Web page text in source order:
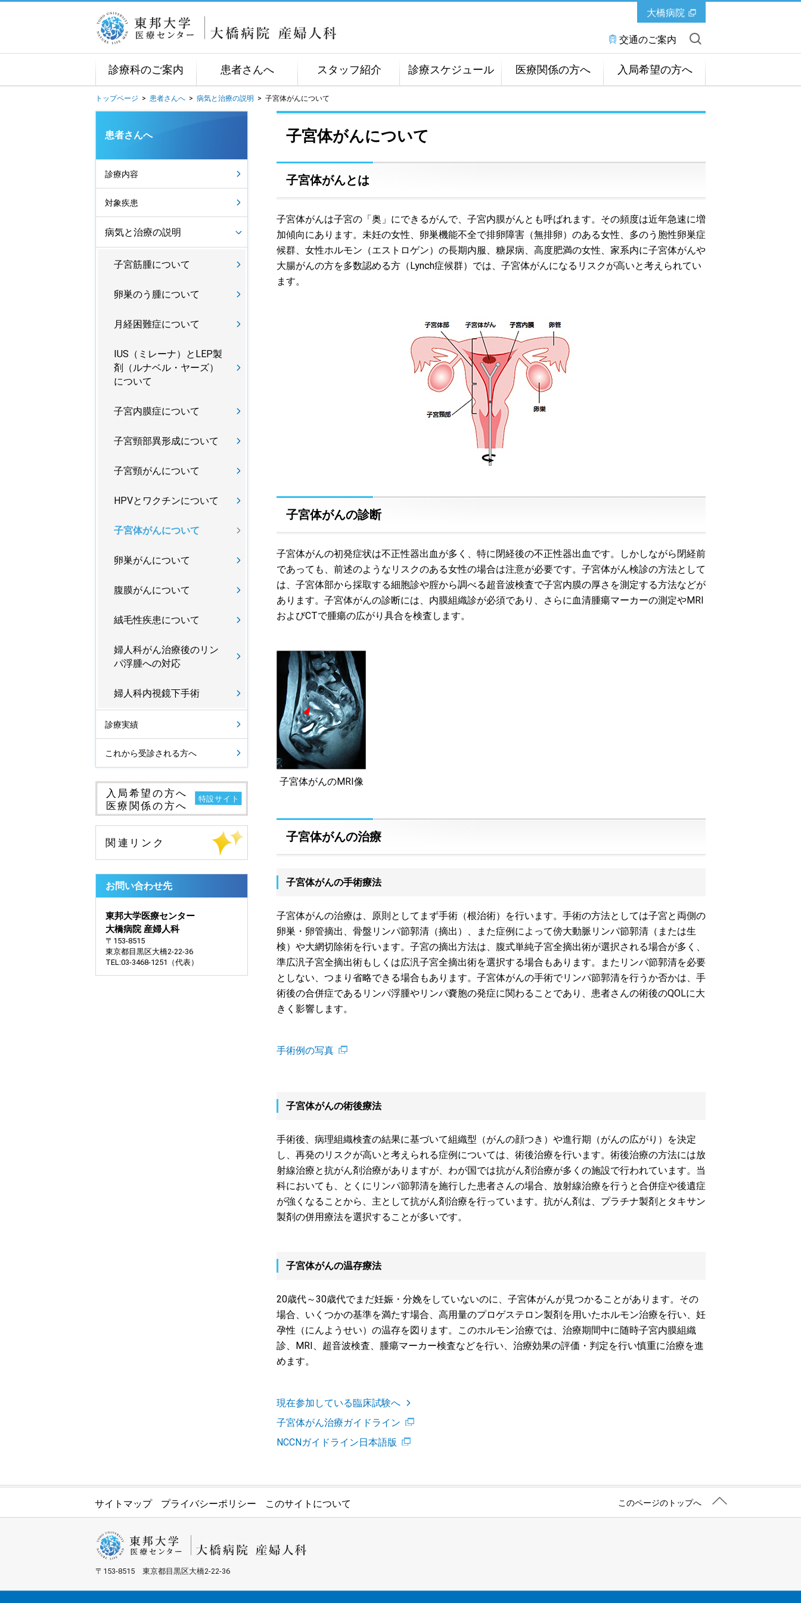
大橋病院
交通のご案内
診療科のご案内 患者さんへ スタッフ紹介 診療スケジュール 医療関係の方へ 入局希望の方へ
トップページ > 患者さんへ > 病気と治療の説明 > 子宮体がんについて
子宮体がんについて
子宮体がんとは
子宮体がんは子宮の「奥」にできるがんで、子宮内膜がんとも呼ばれます。その頻度は近年急速に増
加傾向にあります。未妊の女性、卵巣機能不全で排卵障害（無排卵）のある女性、多のう胞性卵巣症
候群、女性ホルモン（エストロゲン）の長期内服、糖尿病、高度肥満の女性、家系内に子宮体がんや
大腸がんの方を多数認める方（Lynch症候群）では、子宮体がんになるリスクが高いと考えられてい
ます。
子宮体がんの診断
子宮体がんの初発症状は不正性器出血が多く、特に閉経後の不正性器出血です。しかしながら閉経前
であっても、前述のようなリスクのある女性の場合は注意が必要です。子宮体がん検診の方法として
は、子宮体部から採取する細胞診や腟から調べる超音波検査で子宮内膜の厚さを測定する方法などが
あります。子宮体がんの診断には、内膜組織診が必須であり、さらに血清腫瘍マーカーの測定やMRI
およびCTで腫瘍の広がり具合を検査します。
子宮体がんのMRI像
子宮体がんの治療
子宮体がんの手術療法
子宮体がんの治療は、原則としてまず手術（根治術）を行います。手術の方法としては子宮と両側の
卵巣・卵管摘出、骨盤リンパ節郭清（摘出）、また症例によって傍大動脈リンパ節郭清（または生
検）や大網切除術を行います。子宮の摘出方法は、腹式単純子宮全摘出術が選択される場合が多く、
準広汎子宮全摘出術もしくは広汎子宮全摘出術を選択する場合もあります。またリンパ節郭清を必要
としない、つまり省略できる場合もあります。子宮体がんの手術でリンパ節郭清を行うか否かは、手
術後の合併症であるリンパ浮腫やリンパ嚢胞の発症に関わることであり、患者さんの術後のQOLに大
きく影響します。
手術例の写真
子宮体がんの術後療法
手術後、病理組織検査の結果に基づいて組織型（がんの顔つき）や進行期（がんの広がり）を決定
し、再発のリスクが高いと考えられる症例については、術後治療を行います。術後治療の方法には放
射線治療と抗がん剤治療がありますが、わが国では抗がん剤治療が多くの施設で行われています。当
科においても、とくにリンパ節郭清を施行した患者さんの場合、放射線治療を行うと合併症や後遺症
が強くなることから、主として抗がん剤治療を行っています。抗がん剤は、プラチナ製剤とタキサン
製剤の併用療法を選択することが多いです。
子宮体がんの温存療法
20歳代～30歳代でまだ妊娠・分娩をしていないのに、子宮体がんが見つかることがあります。その
場合、いくつかの基準を満たす場合、高用量のプロゲステロン製剤を用いたホルモン治療を行い、妊
孕性（にんようせい）の温存を図ります。このホルモン治療では、治療期間中に随時子宮内膜組織
診、MRI、超音波検査、腫瘍マーカー検査などを行い、治療効果の評価・判定を行い慎重に治療を進
めます。
現在参加している臨床試験へ
子宮体がん治療ガイドライン
NCCNガイドライン日本語版
患者さんへ
診療内容
対象疾患
病気と治療の説明
子宮筋腫について
卵巣のう腫について
月経困難症について
IUS（ミレーナ）とLEP製
剤（ルナベル・ヤーズ）
について
子宮内膜症について
子宮頸部異形成について
子宮頸がんについて
HPVとワクチンについて
子宮体がんについて
卵巣がんについて
腹膜がんについて
絨毛性疾患について
婦人科がん治療後のリン
パ浮腫への対応
婦人科内視鏡下手術
診療実績
これから受診される方へ
お問い合わせ先
東邦大学医療センター
大橋病院 産婦人科
〒153-8515
東京都目黒区大橋2-22-36
TEL:03-3468-1251（代表）
このページのトップへ
サイトマップ プライバシーポリシー このサイトについて
〒153-8515 東京都目黒区大橋2-22-36